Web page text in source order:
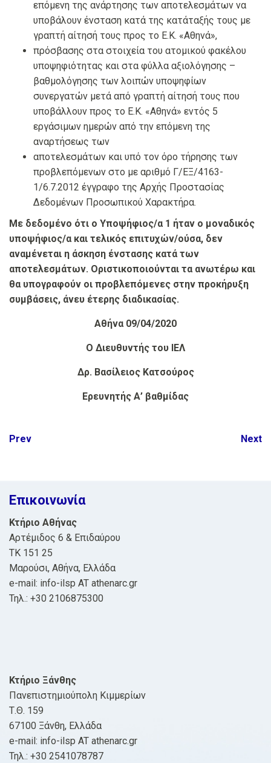
επόμενη της ανάρτησης των αποτελεσμάτων να
υποβάλουν ένσταση κατά της κατάταξής τους με
γραπτή αίτησή τους προς το Ε.Κ. «Αθηνά»,
πρόσβασης στα στοιχεία του ατομικού φακέλου
υποψηφιότητας και στα φύλλα αξιολόγησης –
βαθμολόγησης των λοιπών υποψηφίων
συνεργατών μετά από γραπτή αίτησή τους που
υποβάλλουν προς το Ε.Κ. «Αθηνά» εντός 5
εργάσιμων ημερών από την επόμενη της
αναρτήσεως των
αποτελεσμάτων και υπό τον όρο τήρησης των
προβλεπόμενων στο με αριθμό Γ/ΕΞ/4163-
1/6.7.2012 έγγραφο της Αρχής Προστασίας
Δεδομένων Προσωπικού Χαρακτήρα.
Με δεδομένο ότι ο Υποψήφιος/α 1 ήταν ο μοναδικός
υποψήφιος/α και τελικός επιτυχών/ούσα, δεν
αναμένεται η άσκηση ένστασης κατά των
αποτελεσμάτων. Οριστικοποιούνται τα ανωτέρω και
θα υπογραφούν οι προβλεπόμενες στην προκήρυξη
συμβάσεις, άνευ έτερης διαδικασίας.
Αθήνα 09/04/2020
Ο Διευθυντής του ΙΕΛ
Δρ. Βασίλειος Κατσούρος
Ερευνητής Α’ βαθμίδας
Post
Prev Next
Επικοινωνία
Κτήριο Αθήνας
Αρτέμιδος 6 & Επιδαύρου
ΤΚ 151 25
Μαρούσι, Αθήνα, Ελλάδα
e-mail: info-ilsp AT athenarc.gr
Τηλ.: +30 2106875300
Κτήριο Ξάνθης
Πανεπιστημιούπολη Κιμμερίων
Τ.Θ. 159
67100 Ξάνθη, Ελλάδα
e-mail: info-ilsp AT athenarc.gr
Τηλ.: +30 2541078787